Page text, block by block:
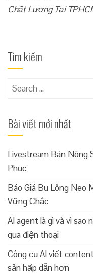
Chất Lượng Tại
Tìm kiếm
Search
Bài viết mới nhất
Livestream Bán Nông
Phục
Báo Giá Bu Lông Neo
Vững Chắc
AI agent là gì và vì sao
qua điện thoại
Công cụ AI viết
sản hấp dẫn hơn